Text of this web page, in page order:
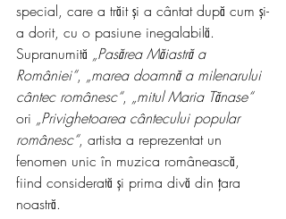
special, care a trăit și a cântat după cum și-
a dorit, cu o pasiune inegalabilă.
Supranumită „Pasărea Măiastră a
României“, „marea doamnă a milenarului
cântec românesc“, „mitul Maria Tănase“
ori „Privighetoarea cântecului popular
românesc“, artista a reprezentat un
fenomen unic în muzica românească,
fiind considerată și prima divă din țara
noastră.